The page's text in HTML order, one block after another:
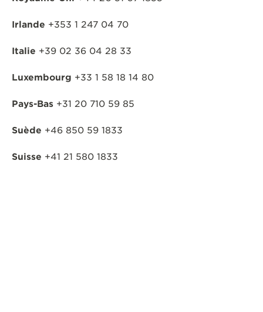
Irlande +353 1 247 04 70
Italie +39 02 36 04 28 33
Luxembourg +33 1 58 18 14 80
Pays-Bas +31 20 710 59 85
Suède +46 850 59 1833
Suisse +41 21 580 1833